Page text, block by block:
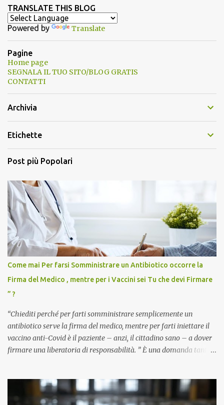
TRANSLATE THIS BLOG
Powered by Translate
Pagine
Home page
SEGNALA IL TUO SITO/BLOG GRATIS
CONTATTI
Archivia
Etichette
Post più Popolari
Come mai Per farsi Somministrare un Antibiotico occorre la
Firma del Medico , mentre per i Vaccini sei Tu che devi Firmare
” ?
“Chiediti perché per farti somministrare semplicemente un
antibiotico serve la firma del medico, mentre per farti iniettare il
vaccino anti-Covid è il paziente – anzi, il cittadino sano – a dover
firmare una liberatoria di responsabilità. ” È una domanda tanto
pandemia. Un interrogativo che dovrebbe scuotere chiunque abbia
ancora il coraggio di pensare con la propria testa. Per il vaccino